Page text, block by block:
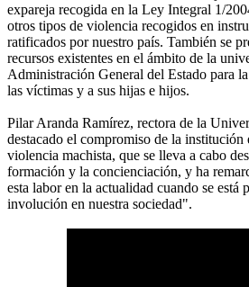
expareja recogida en la Ley Integral 1/
otros tipos de violencia recogidos en
ratificados por nuestro país. También se
recursos existentes en el ámbito de la
Administración General del Estado para
las víctimas y a sus hijas e hijos.
Pilar Aranda Ramírez, rectora de la
destacado el compromiso de la institución
violencia machista, que se lleva a cabo
formación y la concienciación, y ha
esta labor en la actualidad cuando se está
involución en nuestra sociedad".